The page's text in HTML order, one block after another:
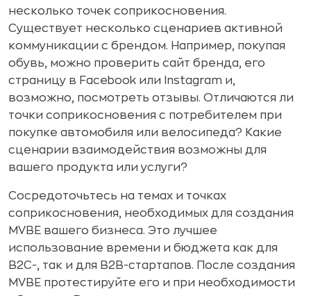
несколько точек соприкосновения.
Существует несколько сценариев активной
коммуникации с брендом. Например, покупая
обувь, можно проверить сайт бренда, его
страницу в Facebook или Instagram и,
возможно, посмотреть отзывы. Отличаются ли
точки соприкосновения с потребителем при
покупке автомобиля или велосипеда? Какие
сценарии взаимодействия возможны для
вашего продукта или услуги?
Сосредоточьтесь на темах и точках
соприкосновения, необходимых для создания
MVBE вашего бизнеса. Это лучшее
использование времени и бюджета как для
B2C-, так и для B2B-стартапов. После создания
MVBE протестируйте его и при необходимости